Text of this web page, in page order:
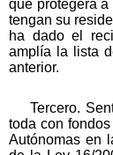
que protegerá
tengan su
ha dado el
amplía la lista
anterior.
Tercero.
toda con
Autónomas en